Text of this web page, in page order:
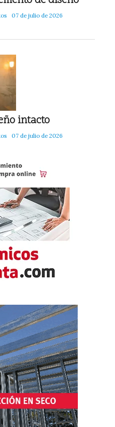
07 de julio de 2026
intacto
07 de julio de 2026